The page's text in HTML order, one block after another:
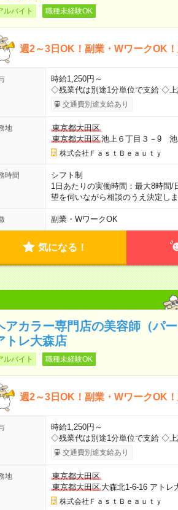
ルバイト 職種未経験OK
週2～3日OK！副業・WワークOK
時給1,250円～
◇残業代は別途1分単位で支給 ◇
交通費別途支給あり
地
東京都大田区
東京都大田区池上６丁目３－9 池
株式会社ＦａｓｔＢｅａｕｔｙ
時間
シフト制
1日あたりの実働時間：最大8時間
望を伺いながら相談のうえ決定し
副業・WワークOK
気になる！
アカラー専門店の美容師（パ
トレ大森店
ルバイト 職種未経験OK
週2～3日OK！副業・WワークOK
時給1,250円～
◇残業代は別途1分単位で支給 ◇
交通費別途支給あり
地
東京都大田区
東京都大田区大森北1-6-16 アトレ
株式会社ＦａｓｔＢｅａｕｔｙ